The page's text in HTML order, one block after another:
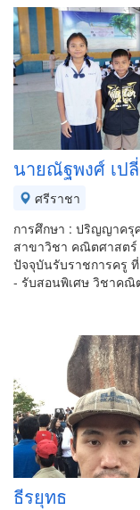
นายณัฐพงศ์ เป
ศรีราชา
การศึกษา : ปริญญาค
สาขาวิชา คณิตศาสตร์
ปัจจุบันรับราชการครู
- รับสอนพิเศษ วิชาค
ธีรยุทธ